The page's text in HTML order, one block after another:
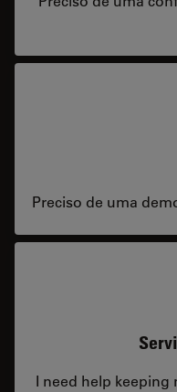
Preciso de uma
I need help keeping